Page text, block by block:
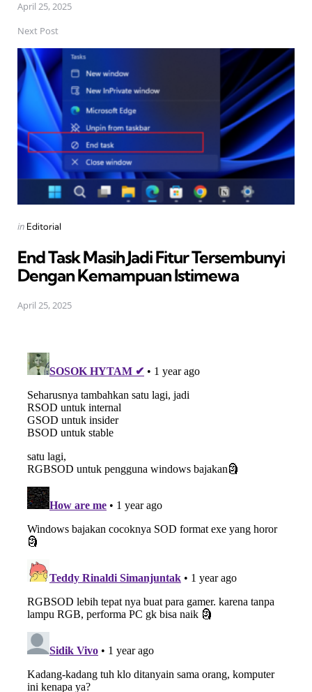
April 25, 2025
Next Post
Posted
in Editorial
End Task Masih Jadi Fitur Tersembunyi
Dengan Kemampuan Istimewa
April 25, 2025